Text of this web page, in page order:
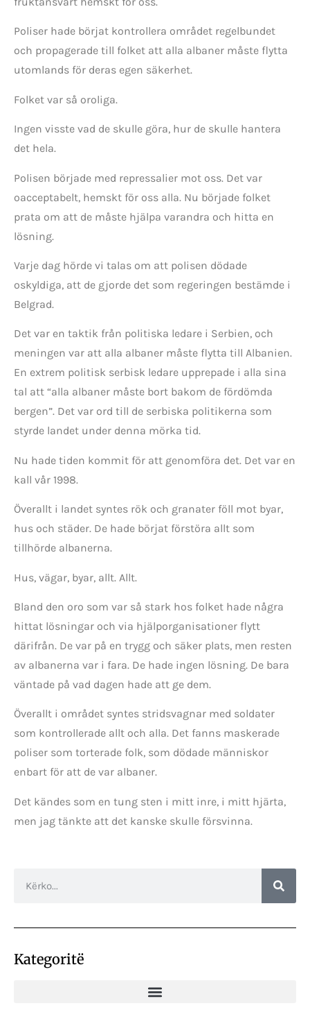
Poliser hade börjat kontrollera området regelbundet
och propagerade till folket att alla albaner måste flytta
utomlands för deras egen säkerhet.
Folket var så oroliga.
Ingen visste vad de skulle göra, hur de skulle hantera
det hela.
Polisen började med repressalier mot oss. Det var
oacceptabelt, hemskt för oss alla. Nu började folket
prata om att de måste hjälpa varandra och hitta en
lösning.
Varje dag hörde vi talas om att polisen dödade
oskyldiga, att de gjorde det som regeringen bestämde i
Belgrad.
Det var en taktik från politiska ledare i Serbien, och
meningen var att alla albaner måste flytta till Albanien.
En extrem politisk serbisk ledare upprepade i alla sina
tal att “alla albaner måste bort bakom de fördömda
bergen”. Det var ord till de serbiska politikerna som
styrde landet under denna mörka tid.
Nu hade tiden kommit för att genomföra det. Det var en
kall vår 1998.
Överallt i landet syntes rök och granater föll mot byar,
hus och städer. De hade börjat förstöra allt som
tillhörde albanerna.
Hus, vägar, byar, allt. Allt.
Bland den oro som var så stark hos folket hade några
hittat lösningar och via hjälporganisationer flytt
därifrån. De var på en trygg och säker plats, men resten
av albanerna var i fara. De hade ingen lösning. De bara
väntade på vad dagen hade att ge dem.
Överallt i området syntes stridsvagnar med soldater
som kontrollerade allt och alla. Det fanns maskerade
poliser som torterade folk, som dödade människor
enbart för att de var albaner.
Det kändes som en tung sten i mitt inre, i mitt hjärta,
men jag tänkte att det kanske skulle försvinna.
Kategoritë